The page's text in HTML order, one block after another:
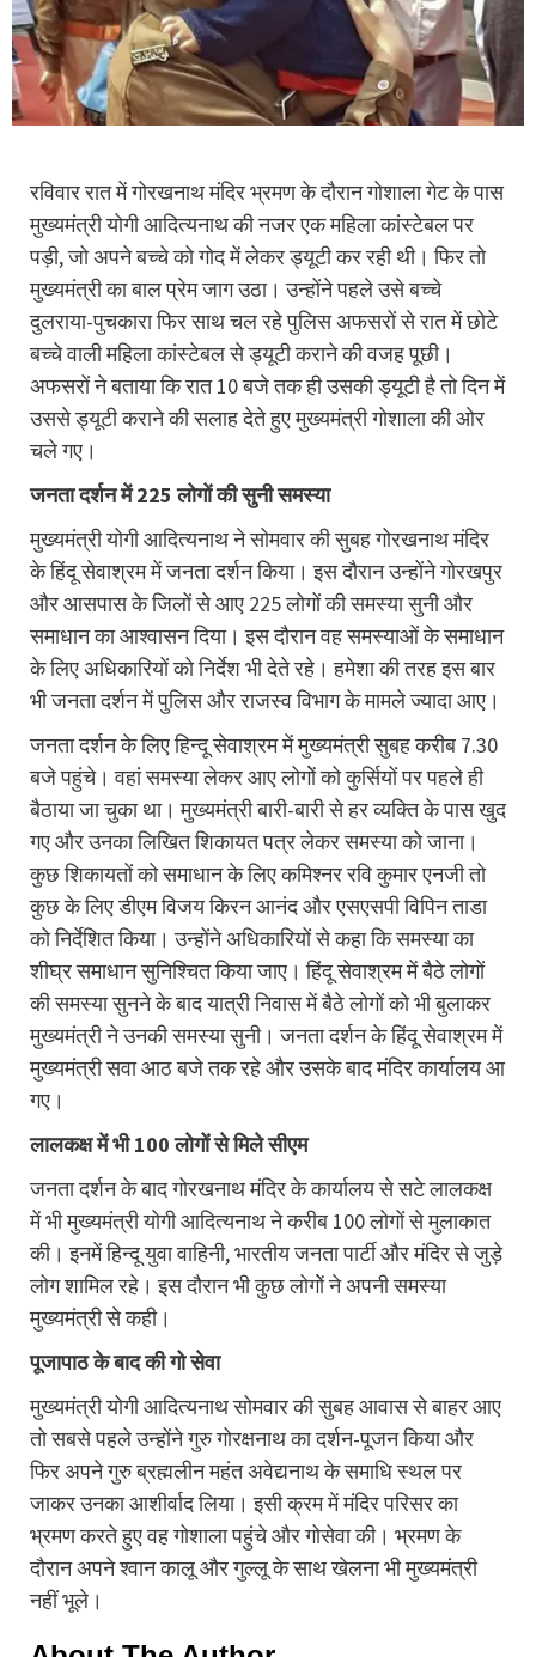
रविवार रात में गोरखनाथ मंद‍िर भ्रमण के दौरान गोशाला गेट के पास
मुख्यमंत्री योगी आदित्यनाथ की नजर एक महिला कांस्टेबल पर
पड़ी, जो अपने बच्चे को गोद में लेकर ड्यूटी कर रही थी। फिर तो
मुख्यमंत्री का बाल प्रेम जाग उठा। उन्होंने पहले उसे बच्चे
दुलराया-पुचकारा फिर साथ चल रहे पुलिस अफसरों से रात में छोटे
बच्चे वाली महिला कांस्टेबल से ड्यूटी कराने की वजह पूछी।
अफसरों ने बताया कि रात 10 बजे तक ही उसकी ड्यूटी है तो दिन में
उससे ड्यूटी कराने की सलाह देते हुए मुख्यमंत्री गोशाला की ओर
चले गए।
जनता दर्शन में 225 लोगों की सुनी समस्या
मुख्यमंत्री योगी आदित्यनाथ ने सोमवार की सुबह गोरखनाथ मंदिर
के हिंदू सेवाश्रम में जनता दर्शन किया। इस दौरान उन्होंने गोरखपुर
और आसपास के जिलों से आए 225 लोगों की समस्या सुनी और
समाधान का आश्वासन दिया। इस दौरान वह समस्याओं के समाधान
के लिए अधिकारियों को निर्देश भी देते रहे। हमेशा की तरह इस बार
भी जनता दर्शन में पुलिस और राजस्व विभाग के मामले ज्यादा आए।
जनता दर्शन के लिए हिन्दू सेवाश्रम में मुख्यमंत्री सुबह करीब 7.30
बजे पहुंचे। वहां समस्या लेकर आए लोगोें को कुर्सियों पर पहले ही
बैठाया जा चुका था। मुख्यमंत्री बारी-बारी से हर व्यक्ति के पास खुद
गए और उनका लिखित शिकायत पत्र लेकर समस्या को जाना।
कुछ शिकायतों को समाधान के लिए कमिश्नर रवि कुमार एनजी तो
कुछ के लिए डीएम विजय किरन आनंद और एसएसपी विपिन ताडा
को निर्देशित किया। उन्होंने अधिकारियों से कहा कि समस्या का
शीघ्र समाधान सुनिश्चित किया जाए। हिंदू सेवाश्रम में बैठे लोगों
की समस्या सुनने के बाद यात्री निवास में बैठे लोगों को भी बुलाकर
मुख्यमंत्री ने उनकी समस्या सुनी। जनता दर्शन के हिंदू सेवाश्रम में
मुख्यमंत्री सवा आठ बजे तक रहे और उसके बाद मंदिर कार्यालय आ
गए।
लालकक्ष में भी 100 लोगों से मिले सीएम
जनता दर्शन के बाद गोरखनाथ मंदिर के कार्यालय से सटे लालकक्ष
में भी मुख्यमंत्री योगी आदित्यनाथ ने करीब 100 लोगों से मुलाकात
की। इनमें हिन्दू युवा वाहिनी, भारतीय जनता पार्टी और मंदिर से जुड़े
लोग शामिल रहे। इस दौरान भी कुछ लोगोें ने अपनी समस्या
मुख्यमंत्री से कही।
पूजापाठ के बाद की गो सेवा
मुख्यमंत्री योगी आदित्यनाथ सोमवार की सुबह आवास से बाहर आए
तो सबसे पहले उन्होंने गुरु गोरक्षनाथ का दर्शन-पूजन किया और
फिर अपने गुरु ब्रह्मलीन महंत अवेद्यनाथ के समाधि स्थल पर
जाकर उनका आशीर्वाद लिया। इसी क्रम में मंदिर परिसर का
भ्रमण करते हुए वह गोशाला पहुंचे और गोसेवा की। भ्रमण के
दौरान अपने श्वान कालू और गुल्लू के साथ खेलना भी मुख्यमंत्री
नहीं भूले।